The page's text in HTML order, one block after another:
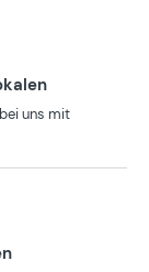
uns mit